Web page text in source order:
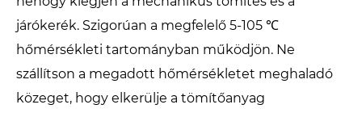
járókerék. Szigorúan a megfelelő 5-105 ℃
hőmérsékleti tartományban működjön. Ne
szállítson a megadott hőmérsékletet meghaladó
közeget, hogy elkerülje a tömítőanyag